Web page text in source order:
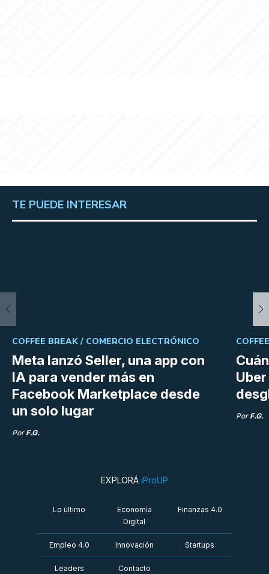
TE PUEDE INTERESAR
Meta lanzó Seller, una app con
IA para vender más en
Facebook Marketplace desde
un solo lugar
COFFEE BREAK / COMERCIO ELECTRÓNICO
Por F.G.
Por F.G.
EXPLORÁ iProUP
Lo último
Economía
Digital
Finanzas 4.0
Empleo 4.0 Innovación Startups
Leaders Contacto